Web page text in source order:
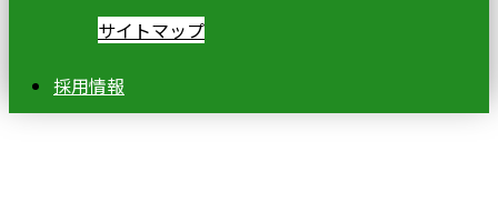
サイトマップ
採用情報